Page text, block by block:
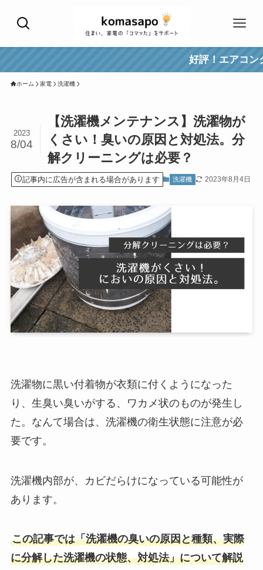
好評！エアコンクリーニング
ホーム 家電 洗濯機
【洗濯機メンテナンス】洗濯物が
くさい！臭いの原因と対処法。分
解クリーニングは必要？
2023
8/04
記事内に広告が含まれる場合があります 洗濯機 2023年8月4日
洗濯物に黒い付着物が衣類に付くようになった
り、生臭い臭いがする、ワカメ状のものが発生し
た。なんて場合は、洗濯機の衛生状態に注意が必
要です。
洗濯機内部が、カビだらけになっている可能性が
あります。
この記事では「洗濯機の臭いの原因と種類、実際
に分解した洗濯機の状態、対処法」について解説